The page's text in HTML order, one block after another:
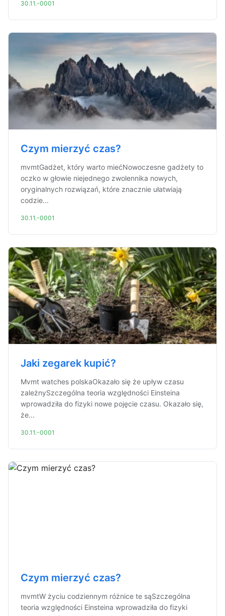
30.11.-0001
Czym mierzyć czas?
mvmtGadżet, który warto miećNowoczesne gadżety to
oczko w głowie niejednego zwolennika nowych,
oryginalnych rozwiązań, które znacznie ułatwiają
codzie...
30.11.-0001
Jaki zegarek kupić?
Mvmt watches polskaOkazało się że upływ czasu
zależnySzczególna teoria względności Einsteina
wprowadziła do fizyki nowe pojęcie czasu. Okazało się,
że...
30.11.-0001
Czym mierzyć czas?
mvmtW życiu codziennym różnice te sąSzczególna
teoria względności Einsteina wprowadziła do fizyki